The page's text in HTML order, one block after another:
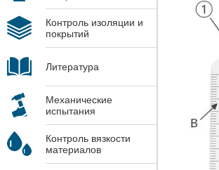
Контроль изоляции и
покрытий
Литература
Механические
испытания
Контроль вязкости
материалов